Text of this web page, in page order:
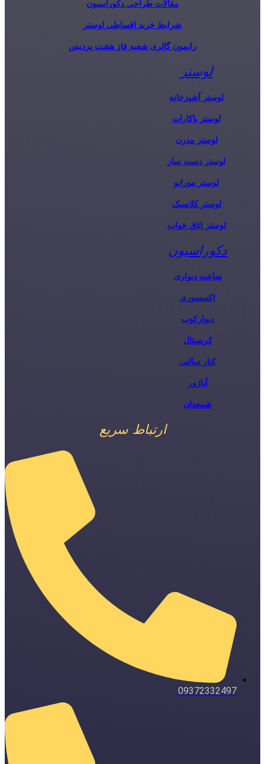
مقالات طراحی دکوراسیون
شرایط خرید اقساطی لوستر
رایمون گالری شعبه فاز هشت پردیس
لوستر
لوستر آشپزخانه
لوستر باکارات
لوستر مدرن
لوستر دست ساز
لوستر مورانو
لوستر کلاسیک
لوستر اتاق خواب
دکوراسیون
ساعت دیواری
اکسسوری
دیوارکوب
کریستال
کنار سالنی
آباژور
شمعدان
ارتباط سریع
09372332497